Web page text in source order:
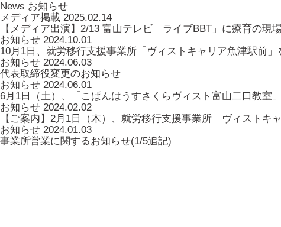
News お知らせ
メディア掲載 2025.02.14
【メディア出演】2/13 富山テレビ「ライブBBT」に療育の現
お知らせ 2024.10.01
10月1日、就労移行支援事業所「ヴィストキャリア魚津駅前」
お知らせ 2024.06.03
代表取締役変更のお知らせ
お知らせ 2024.06.01
6月1日（土）、「こぱんはうすさくらヴィスト富山二口教室
お知らせ 2024.02.02
【ご案内】2月1日（木）、就労移行支援事業所「ヴィストキ
お知らせ 2024.01.03
事業所営業に関するお知らせ(1/5追記)